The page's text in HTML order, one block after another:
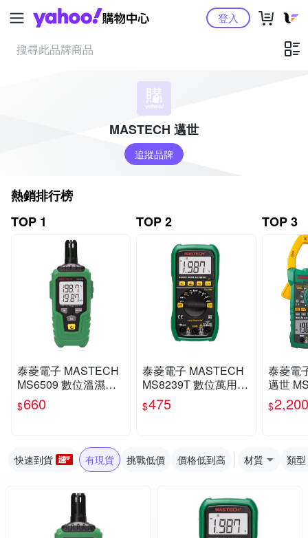
Yahoo購物中心登入
MASTECH 邁世
追蹤品牌
熱銷排行榜
TOP 1
泰菱電子 MASTECH
MS6509 數位溫濕度
計
$660
TOP 2
泰菱電子 MASTECH
MS8239T 數位萬用電
錶 多功能電氣測試工
具
$475
TOP 3
泰菱電
邁世
流鉤表
$2,200
快速到貨 有現貨 挑戰低價 價格低到高 材質 類型